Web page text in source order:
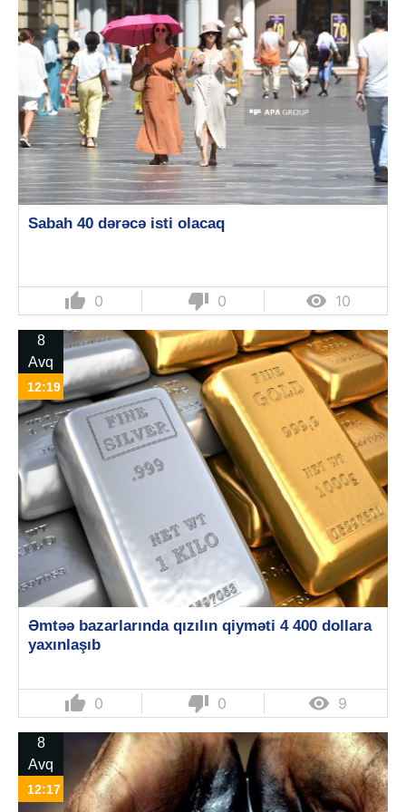
Sabah 40 dərəcə isti olacaq
thumb_up 0 thumb_down 0  10
8
Avq
12:19
Əmtəə bazarlarında qızılın qiyməti 4 400 dollara
yaxınlaşıb
thumb_up 0 thumb_down 0  9
8
Avq
12:17